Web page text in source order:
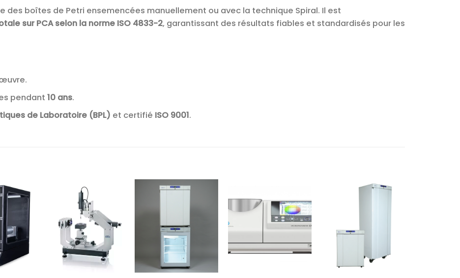
des boîtes de Petri ensemencées manuellement ou avec la technique Spiral. Il est
sur PCA selon la norme ISO 4833-2, garantissant des résultats fiables et standardisés pour les
pendant10 ans.
de Laboratoire (BPL) et certifié ISO 9001.
Ajouter
à la liste
d’envies
Ajouter
à la liste
d’envies
Ajouter
à la liste
Ajouter
à la liste